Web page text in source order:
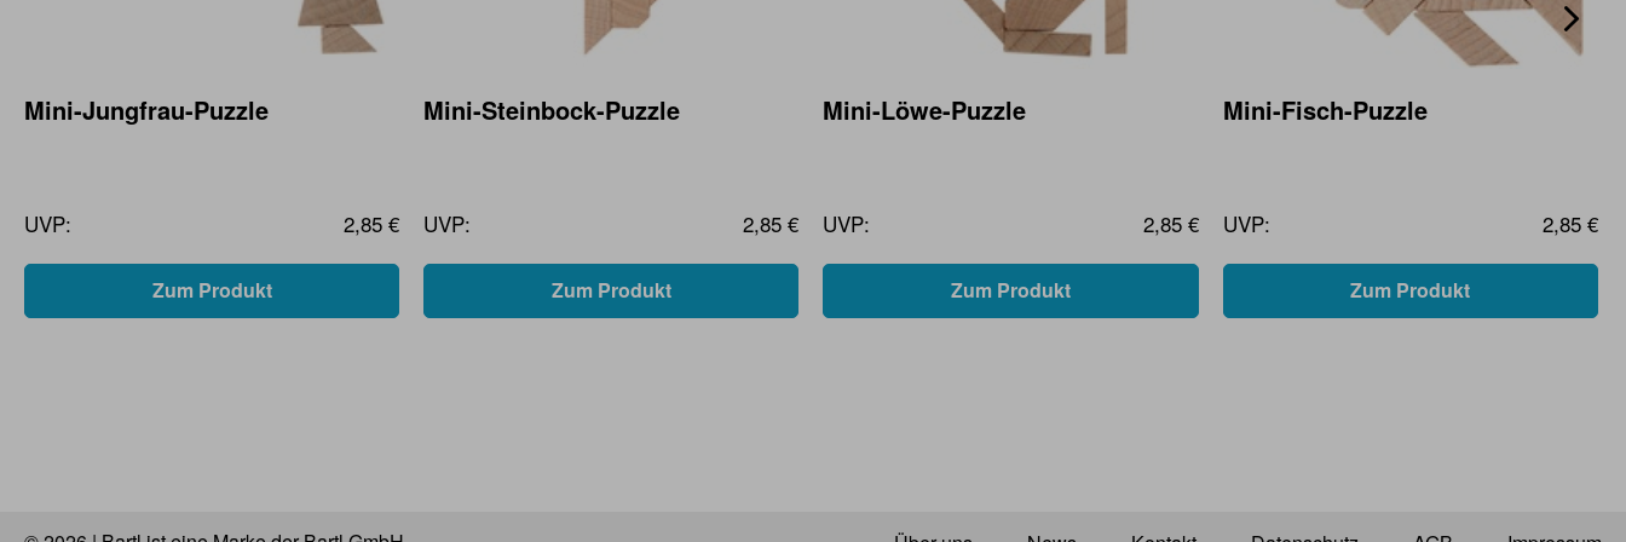
Mini-Jungfrau-Puzzle
UVP: 2,85 €
Zum Produkt
Mini-Steinbock-Puzzle
UVP: 2,85 €
Zum Produkt
Mini-Löwe-Puzzle
UVP: 2,85 €
Zum Produkt
Mini-Fisch-Puzzle
UVP: 2,85 €
Zum Produkt